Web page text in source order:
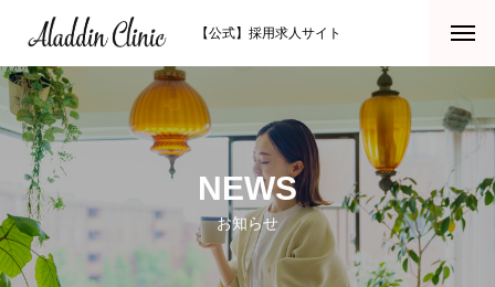
【公式】採用求人サイト
NEWS
お知らせ